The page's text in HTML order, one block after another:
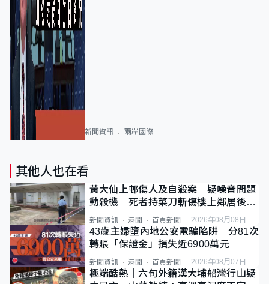
新聞資訊 兩岸國際
其他人也在看
黃大仙上邨傷人及自殺案 疑噪音問題
動殺機 死者持菜刀斬傷樓上鄰居後墮
斃
新聞資訊 港聞 首頁新聞 2026年08月08日
43歲主婦墮內地公安電騙陷阱 分81次
轉賬「保證金」損失近6900萬元
新聞資訊 港聞 首頁新聞 2026年08月07日
極端酷熱｜六旬外籍漢大埔船灣行山疑